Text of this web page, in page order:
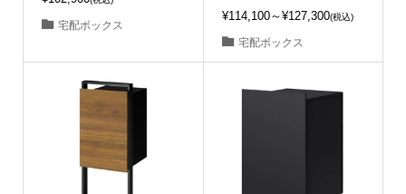
宅配ボックス
¥114,100～¥127,300(税込)
宅配ボックス